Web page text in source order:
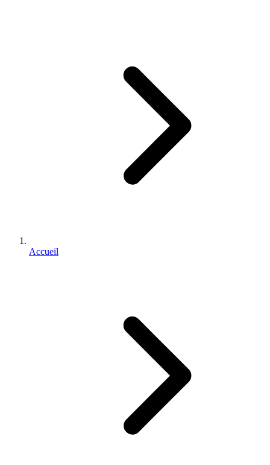
Accueil